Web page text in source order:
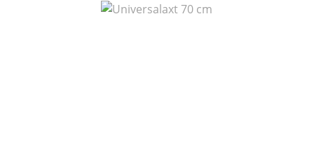
Bildergalerie überspringen